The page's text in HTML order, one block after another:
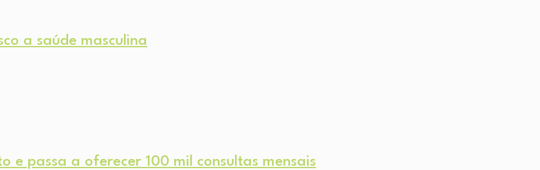
a saúde masculina
e passa a oferecer 100 mil consultas mensais